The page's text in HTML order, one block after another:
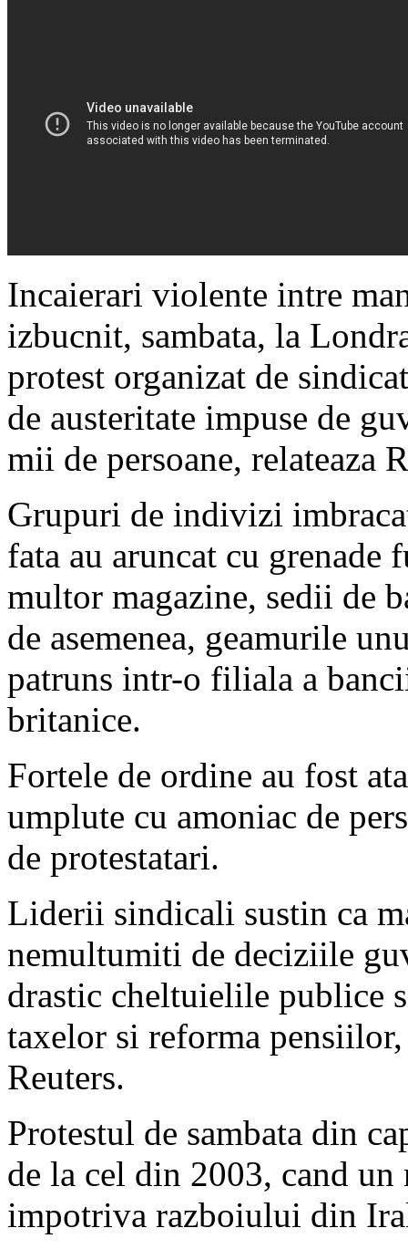
Incaierari violente intre
izbucnit, sambata, la
protest organizat de
de austeritate impuse de
mii de persoane, relateaza
Grupuri de indivizi
fata au aruncat cu
multor magazine, sedii de
de asemenea, geamurile
patruns intr-o filiala a
britanice.
Fortele de ordine au fost
umplute cu amoniac de
de protestatari.
Liderii sindicali sustin ca
nemultumiti de deciziile
drastic cheltuielile publice
taxelor si reforma
Reuters.
Protestul de sambata din
de la cel din 2003, cand
impotriva razboiului din